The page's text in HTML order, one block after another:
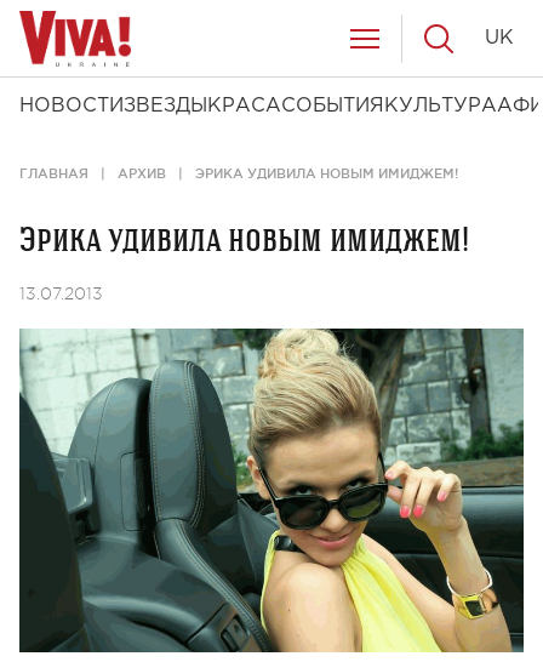
НОВОСТИ ЗВЕЗДЫ КРАСАСОБЫТИЯ КУЛЬТУРА
UK
ГЛАВНАЯ АРХИВ ЭРИКА УДИВИЛА НОВЫМ ИМИДЖЕМ!
Эрика удивила новым имиджем!
13.07.2013